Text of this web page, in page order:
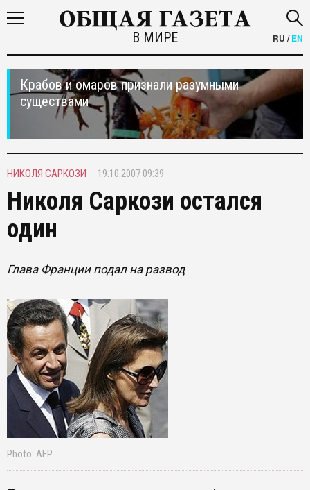
В МИРЕ RU /EN
Крабов и омаров признали разумными
существами
НИКОЛЯ САРКОЗИ 19.10.2007 09:39
Николя Саркози остался
один
Глава Франции подал на развод
Photo: AFP